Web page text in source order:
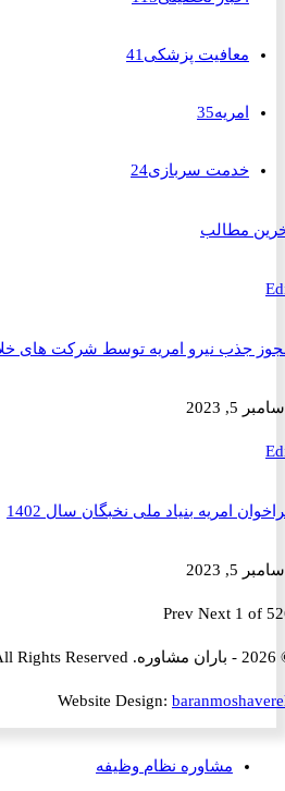
معافیت پزشکی41
امریه 35
خدمت سربازی 24
مطالب
نیرو امریه توسط شرکت های خلاق 1402 صادر شد
امریه بنیاد ملی نخبگان سال 1402
PrevNext 1
Website Design:
مشاوره نظام وظیفه